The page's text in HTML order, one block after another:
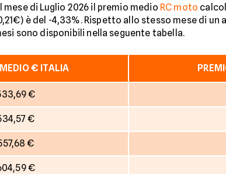
di Luglio 2026 il premio medio RC moto
è del -4,33%. Rispetto allo stesso mese di
sono disponibili nella seguente tabella.
€ ITALIA
€
€
€
€